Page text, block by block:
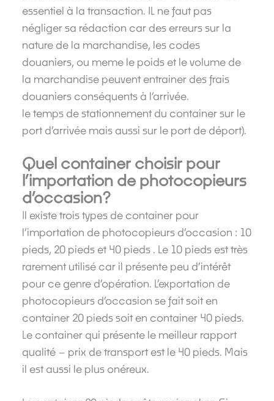
essentiel à la transaction. IL ne faut pas
négliger sa rédaction car des erreurs sur la
nature de la marchandise, les codes
douaniers, ou meme le poids et le volume de
la marchandise peuvent entrainer des frais
douaniers conséquents à l’arrivée.
le temps de stationnement du container sur le
port d’arrivée mais aussi sur le port de déport).
Quel container choisir pour
l’importation de photocopieurs
d’occasion?
Il existe trois types de container pour
l’importation de photocopieurs d’occasion : 10
pieds, 20 pieds et 40 pieds . Le 10 pieds est très
rarement utilisé car il présente peu d’intérêt
pour ce genre d’opération. L’exportation de
photocopieurs d’occasion se fait soit en
container 20 pieds soit en container 40 pieds.
Le container qui présente le meilleur rapport
qualité – prix de transport est le 40 pieds. Mais
il est aussi le plus onéreux.